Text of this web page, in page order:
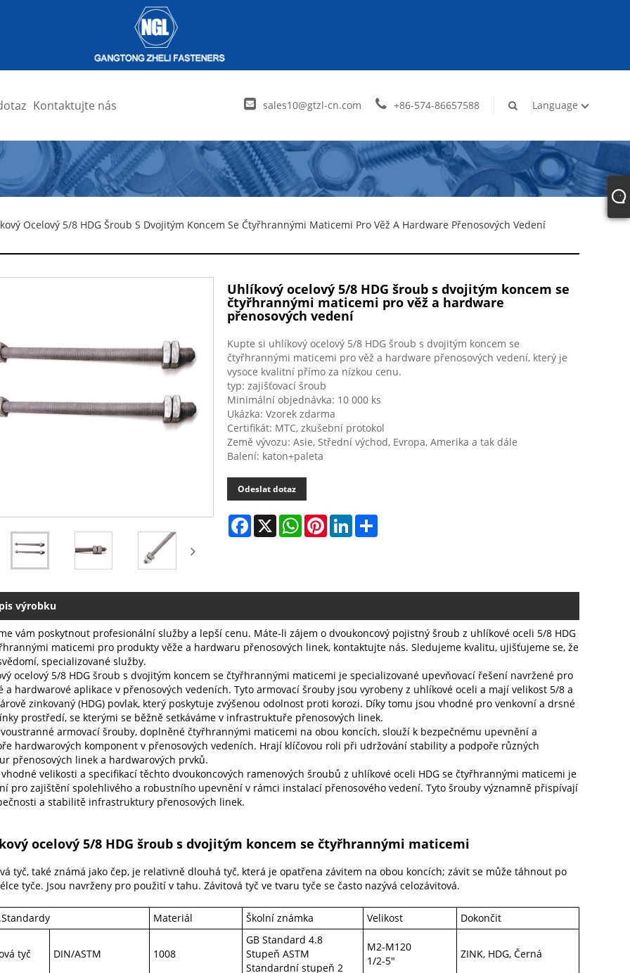
Kontaktujte nás sales10@gtzl-cn.com +86-574-86657588 Language
Ocelový 5/8 HDG Šroub S Dvojitým Koncem Se Čtyřhrannými Maticemi Pro Věž A Hardware Přenosových Vedení
Uhlíkový ocelový 5/8 HDG šroub s dvojitým koncem se
čtyřhrannými maticemi pro věž a hardware
přenosových vedení
Kupte si uhlíkový ocelový 5/8 HDG šroub s dvojitým koncem se
čtyřhrannými maticemi pro věž a hardware přenosových vedení, který je
vysoce kvalitní přímo za nízkou cenu.
typ: zajišťovací šroub
Minimální objednávka: 10 000 ks
Ukázka: Vzorek zdarma
Certifikát: MTC, zkušební protokol
Země vývozu: Asie, Střední východ, Evropa, Amerika a tak dále
Balení: katon+paleta
Odeslat dotaz
Facebook
X WhatsAppPinterestLinkedInShare
výrobku
vám poskytnout profesionální služby a lepší cenu. Máte-li zájem o dvoukoncový pojistný šroub z uhlíkové oceli 5/8 HDG
maticemi pro produkty věže a hardwaru přenosových linek, kontaktujte nás. Sledujeme kvalitu, ujišťujeme se, že
specializované služby.
ocelový 5/8 HDG šroub s dvojitým koncem se čtyřhrannými maticemi je specializované upevňovací řešení navržené pro
a hardwarové aplikace v přenosových vedeních. Tyto armovací šrouby jsou vyrobeny z uhlíkové oceli a mají velikost 5/8 a
zinkovaný (HDG) povlak, který poskytuje zvýšenou odolnost proti korozi. Díky tomu jsou vhodné pro venkovní a drsné
prostředí, se kterými se běžně setkáváme v infrastruktuře přenosových linek.
armovací šrouby, doplněné čtyřhrannými maticemi na obou koncích, slouží k bezpečnému upevnění a
hardwarových komponent v přenosových vedeních. Hrají klíčovou roli při udržování stability a podpoře různých
přenosových linek a hardwarových prvků.
velikosti a specifikací těchto dvoukoncových ramenových šroubů z uhlíkové oceli HDG se čtyřhrannými maticemi je
pro zajištění spolehlivého a robustního upevnění v rámci instalací přenosového vedení. Tyto šrouby významně přispívají
a stabilitě infrastruktury přenosových linek.
ocelový 5/8 HDG šroub s dvojitým koncem se čtyřhrannými maticemi
tyč, také známá jako čep, je relativně dlouhá tyč, která je opatřena závitem na obou koncích; závit se může táhnout po
tyče. Jsou navrženy pro použití v tahu. Závitová tyč ve tvaru tyče se často nazývá celozávitová.
Materiál Školní známka Velikost Dokončit
tyč DIN/ASTM 1008
GB Standard 4.8
Stupeň ASTM
Standardní stupeň 2
M2-M120
1/2-5"
ZINK, HDG, Černá